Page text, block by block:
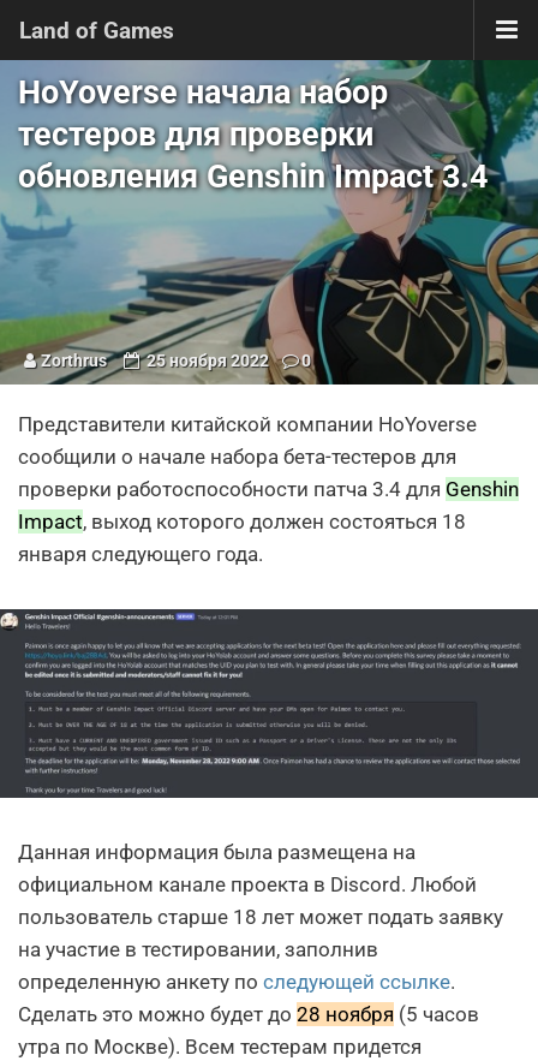
Land of Games
HoYoverse начала набор
тестеров для проверки
обновления Genshin Impact 3.4
Zorthrus 25 ноября 2022 0
Представители китайской компании HoYoverse
сообщили о начале набора бета-тестеров для
проверки работоспособности патча 3.4 для Genshin
Impact, выход которого должен состояться 18
января следующего года.
Данная информация была размещена на
официальном канале проекта в Discord. Любой
пользователь старше 18 лет может подать заявку
на участие в тестировании, заполнив
определенную анкету по следующей ссылке.
Сделать это можно будет до 28 ноября (5 часов
утра по Москве). Всем тестерам придется